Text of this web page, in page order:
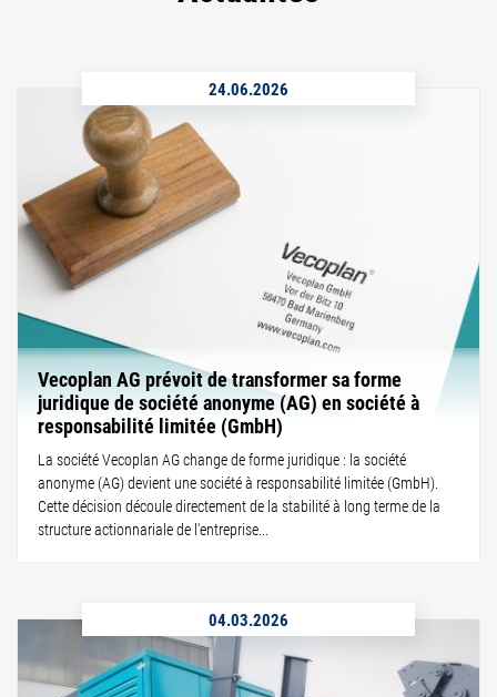
24.06.2026
Vecoplan AG prévoit de transformer sa forme
juridique de société anonyme (AG) en société à
responsabilité limitée (GmbH)
La société Vecoplan AG change de forme juridique : la société
anonyme (AG) devient une société à responsabilité limitée (GmbH).
Cette décision découle directement de la stabilité à long terme de la
structure actionnariale de l'entreprise...
04.03.2026